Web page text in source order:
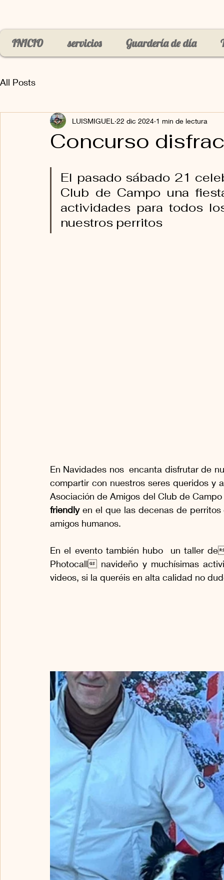
INICIO servicios Guardería de día
All Posts
Concurso
LUISMIGUEL 22 dic 2024 1 min de lectura
El pasado sábado 21
Club de Campo una
actividades para todos
nuestros perritos
En Navidades nos  encanta disfrutar de
compartir con nuestros seres queridos y
Asociación de Amigos del Club de
friendly en el que las decenas de
amigos humanos.
En el evento también hubo  un taller
Photocall navideño y muchísimas
videos, si la queréis en alta calidad no